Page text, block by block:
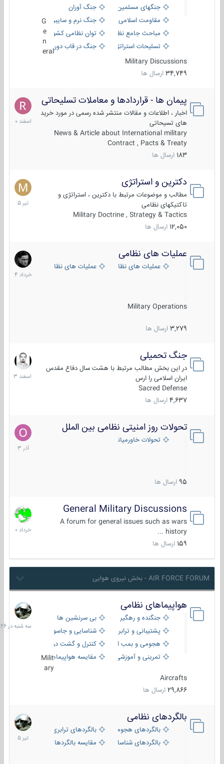
جنگهای مسلمین
جنگ آوران
مقاومت اسلامی
جنگ نرم و سایبری
مباحث جامع نظامی
توان نظامی کشورها
تسلیحات استراتژیک
جنگ در قاب دوربین
eral
Military Discussions
34,749 ارسال ها
پیمان ها - قراردادها و معاملات تسلیحاتی
اخبار ، اطلاعات و مقالات منتشر شده رسمی در مورد خرید
های تسیحاتی
News & Article about International military
Contract , Pacts & Treaty
183 ارسال ها
7
اسفند
1400
دکترین و استراتژی
مطالب و موضوعات مرتبط با دکترین ، استراتژی و
تاکتیکهای نظامی
Military Doctrine , Strategy & Tactics
12,050 ارسال ها
27
تیر
1405
عملیات های نظامی
عملیات های نظامی ایرانعملیات های نظامی خارجی
Military Operations
3,279 ارسال ها
5
خرداد
1404
جنگ تحمیلی
در این بخش مطالب مرتبط با هشت سال دفاع مقدس
ایران اسلامی را ارس
Sacred Defense
4,637 ارسال ها
20
اسفند
1403
تحولات روز امنیتی نظامی بین الملل
تحولات خاورمیانه
95 ارسال ها
21
آذر
1403
General Military Discussions
A forum for general issues such as wars
history ...
159 ارسال ها
10
خرداد
1400
AIR FORCE FORUM - بخش نیروی هوایی
هواپیماهای نظامی
جنگنده و رهگیر
بی سرنشین ها
پشتیبانی و ترابری
شناسایی و جاسوسی
هجومی و بمب افکن
کنترل و گشت دریایی
تمرینی و آموزشی
مقایسه هواپیماهاMilit
ary
Aircrafts
29,866 ارسال ها
سه
شنبه
در
بالگردهای نظامی
بالگردهای هجومی
بالگردهای ترابری
بالگردهای شناسایی
مقایسه بالگردها
22
تیر
1405